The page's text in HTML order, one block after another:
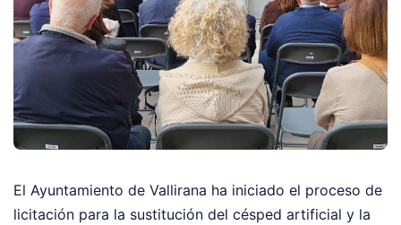
El Ayuntamiento de Vallirana ha iniciado el proceso de
licitación para la sustitución del césped artificial y la